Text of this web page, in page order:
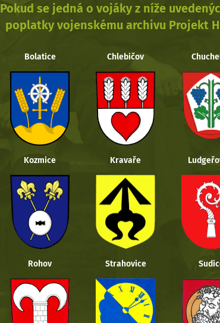
Pokud se jedná o vojáky z níže
poplatky vojenskému archivu Projekt
Bolatice Chlebičov
Kozmice Kravaře
Rohov Strahovice